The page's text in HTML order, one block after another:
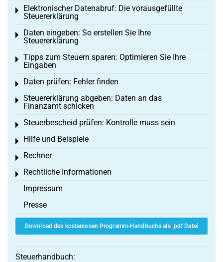
Elektronischer Datenabruf: Die vorausgefüllte
Steuererklärung
Toggle menu
Daten eingeben: So erstellen Sie Ihre
Steuererklärung
Toggle menu
Tipps zum Steuern sparen: Optimieren Sie Ihre
Eingaben
Toggle menu
Daten prüfen: Fehler finden
Toggle menu
Steuererklärung abgeben: Daten an das
Finanzamt schicken
Toggle menu
Steuerbescheid prüfen: Kontrolle muss sein
Toggle menu
Hilfe und Beispiele
Toggle menu
Rechner
Toggle menu
Rechtliche Informationen
Toggle menu
Impressum
Presse
Download des kostenlosen Programm-Handbuchs als .pdf Datei
Steuerhandbuch: